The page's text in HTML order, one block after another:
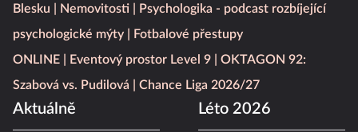
Blesku
Nemovitosti
Psychologika - podcast rozbíjející
psychologické mýty
Fotbalové přestupy
ONLINE
Eventový prostor Level 9
OKTAGON 92:
Szabová vs. Pudilová
Chance Liga 2026/27
Aktuálně Léto 2026